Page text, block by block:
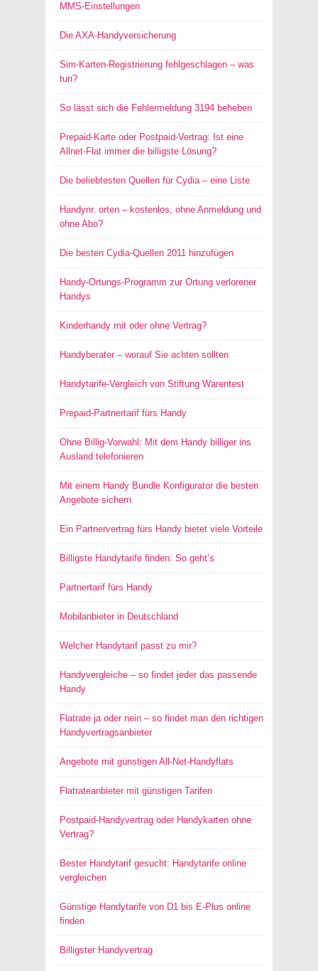
MMS-Einstellungen
Die AXA-Handyversicherung
Sim-Karten-Registrierung fehlgeschlagen – was
tun?
So lässt sich die Fehlermeldung 3194 beheben
Prepaid-Karte oder Postpaid-Vertrag: Ist eine
Allnet-Flat immer die billigste Lösung?
Die beliebtesten Quellen für Cydia – eine Liste
Handynr. orten – kostenlos, ohne Anmeldung und
ohne Abo?
Die besten Cydia-Quellen 2011 hinzufügen
Handy-Ortungs-Programm zur Ortung verlorener
Handys
Kinderhandy mit oder ohne Vertrag?
Handyberater – worauf Sie achten sollten
Handytarife-Vergleich von Stiftung Warentest
Prepaid-Partnertarif fürs Handy
Ohne Billig-Vorwahl: Mit dem Handy billiger ins
Ausland telefonieren
Mit einem Handy Bundle Konfigurator die besten
Angebote sichern
Ein Partnervertrag fürs Handy bietet viele Vorteile
Billigste Handytarife finden: So geht’s
Partnertarif fürs Handy
Mobilanbieter in Deutschland
Welcher Handytarif passt zu mir?
Handyvergleiche – so findet jeder das passende
Handy
Flatrate ja oder nein – so findet man den richtigen
Handyvertragsanbieter
Angebote mit günstigen All-Net-Handyflats
Flatrateanbieter mit günstigen Tarifen
Postpaid-Handyvertrag oder Handykarten ohne
Vertrag?
Bester Handytarif gesucht: Handytarife online
vergleichen
Günstige Handytarife von D1 bis E-Plus online
finden
Billigster Handyvertrag